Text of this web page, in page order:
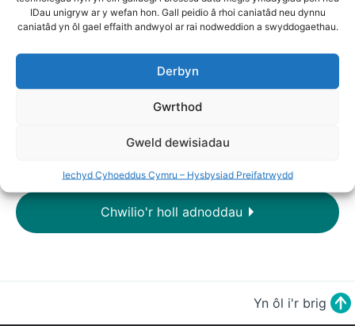
IDau unigryw ar y wefan hon. Gall peidio â rhoi caniatâd neu dynnu
caniatâd yn ôl gael effaith andwyol ar rai nodweddion a swyddogaethau.
Derbyn
Gwrthod
Gweld dewisiadau
Iechyd Cyhoeddus Cymru – Hysbysiad Preifatrwydd
anghydraddoldebau a coronafeirws.
Chwilio'r holl adnoddau
Yn ôl i'r brig